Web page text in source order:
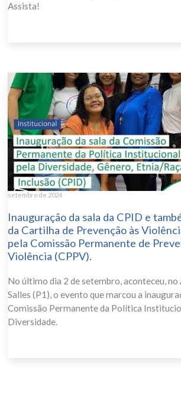
Assista!
setembro de 2024
Inauguração da sala da CPID e
da Cartilha de Prevenção às
pela Comissão Permanente de
Violência (CPPV).
No último dia 2 de setembro, aconteceu,
Salles (P1), o evento que marcou a
Comissão Permanente da Política
Diversidade.